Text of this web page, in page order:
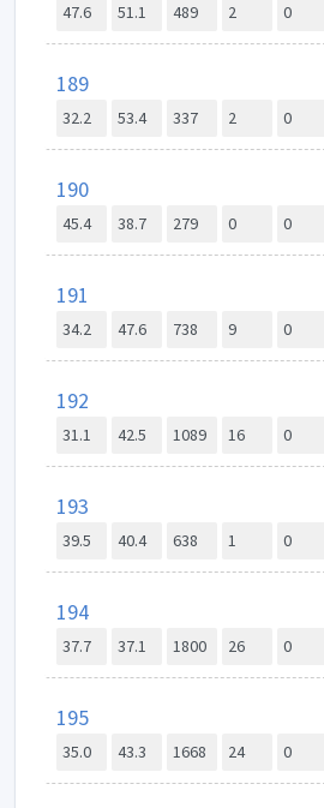
47.6 51.1 489 2 0
189
32.2 53.4 337 2 0
190
45.4 38.7 279 0 0
191
34.2 47.6 738 9 0
192
31.1 42.5 1089 16 0
193
39.5 40.4 638 1 0
194
37.7 37.1 1800 26 0
195
35.0 43.3 1668 24 0